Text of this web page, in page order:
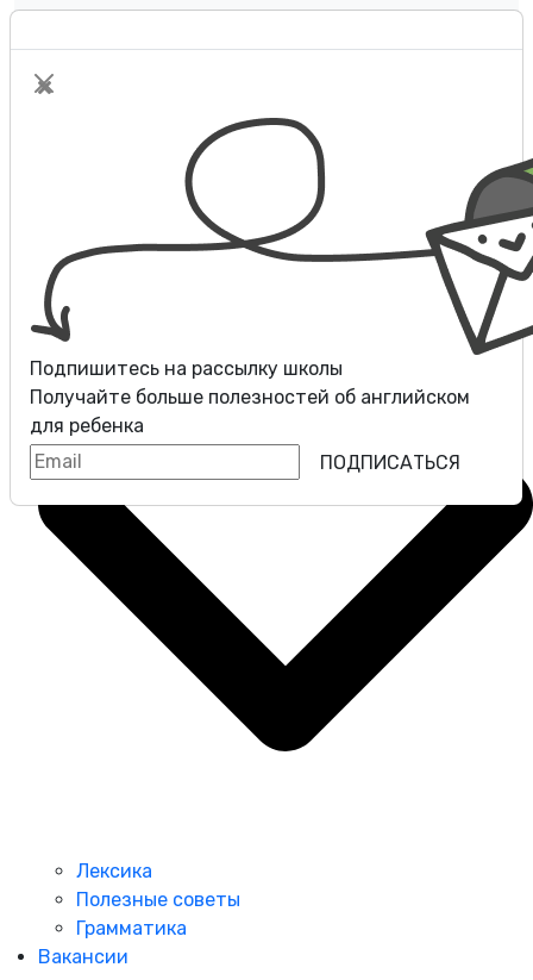
Разговорные клубы
Блог
Лексика
Полезные советы
Грамматика
Вакансии
Подпишитесь на рассылку школы
Получайте больше полезностей об английском
для ребенка
ПОДПИСАТЬСЯ